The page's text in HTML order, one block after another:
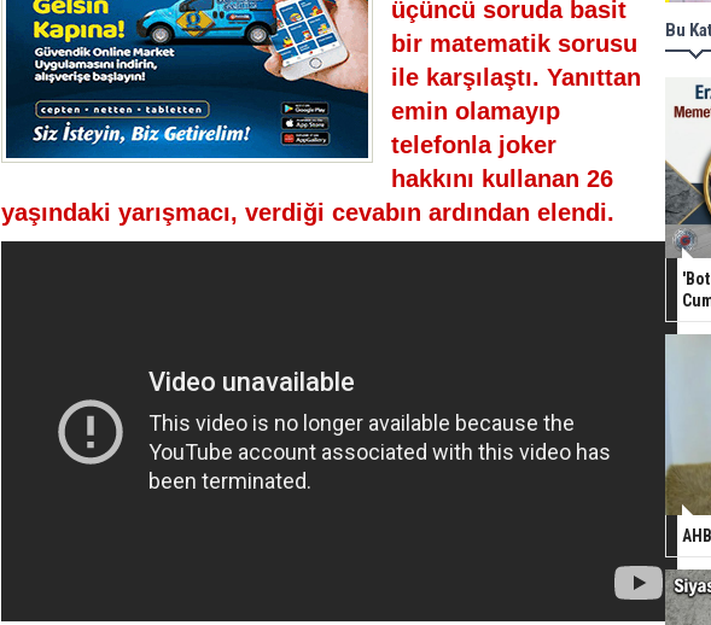
üçüncü soruda basit
bir matematik sorusu
ile karşılaştı. Yanıttan
emin olamayıp
telefonla joker
hakkını kullanan 26
yaşındaki yarışmacı, verdiği cevabın ardından elendi.
Bu